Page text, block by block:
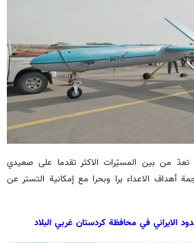
تعدّ من بين المسيّرات الاكثر تقدما على صعيدي
أهداف الاعداء برا وبحرا مع إمكانية التستر عن
الايراني في محافظة كردستان غربي البلاد